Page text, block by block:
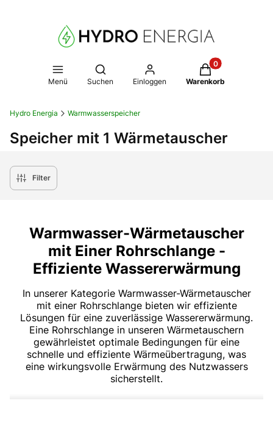
Menü
Suchmaschine öffnen
Suchen Einloggen
Produkte im
Warenkorb
Hydro Energia Warmwasserspeicher
Speicher mit 1 Wärmetauscher
Filter
Warmwasser-Wärmetauscher
mit Einer Rohrschlange -
Effiziente Wassererwärmung
In unserer Kategorie Warmwasser-Wärmetauscher
mit einer Rohrschlange bieten wir effiziente
Lösungen für eine zuverlässige Wassererwärmung.
Eine Rohrschlange in unseren Wärmetauschern
gewährleistet optimale Bedingungen für eine
schnelle und effiziente Wärmeübertragung, was
eine wirkungsvolle Erwärmung des Nutzwassers
sicherstellt.